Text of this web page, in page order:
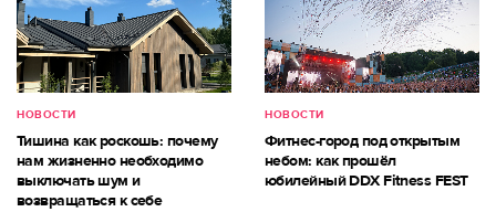
НОВОСТИ
Тишина как роскошь: почему
нам жизненно необходимо
выключать шум и
возвращаться к себе
НОВОСТИ
Фитнес-город под открытым
небом: как прошёл
юбилейный DDX Fitness FEST